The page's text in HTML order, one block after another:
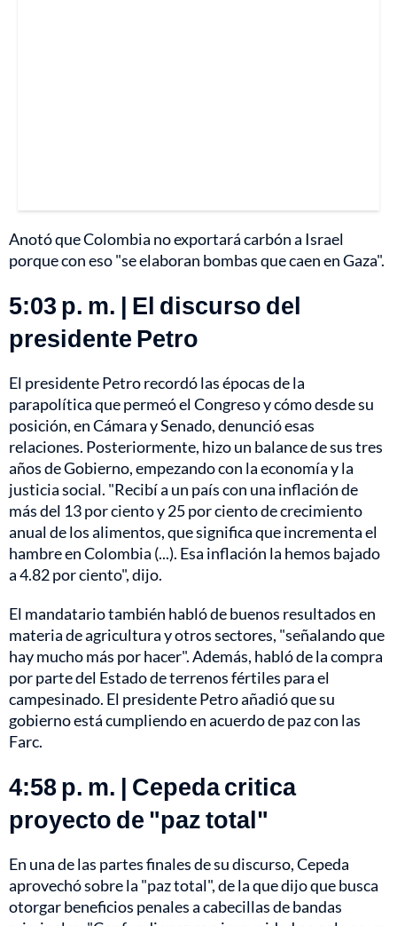
Anotó que Colombia no exportará carbón a Israel
porque con eso "se elaboran bombas que caen en Gaza".
5:03 p. m. | El discurso del
presidente Petro
El presidente Petro recordó las épocas de la
parapolítica que permeó el Congreso y cómo desde su
posición, en Cámara y Senado, denunció esas
relaciones. Posteriormente, hizo un balance de sus tres
años de Gobierno, empezando con la economía y la
justicia social. "Recibí a un país con una inflación de
más del 13 por ciento y 25 por ciento de crecimiento
anual de los alimentos, que significa que incrementa el
hambre en Colombia (...). Esa inflación la hemos bajado
a 4.82 por ciento", dijo.
El mandatario también habló de buenos resultados en
materia de agricultura y otros sectores, "señalando que
hay mucho más por hacer". Además, habló de la compra
por parte del Estado de terrenos fértiles para el
campesinado. El presidente Petro añadió que su
gobierno está cumpliendo en acuerdo de paz con las
Farc.
4:58 p. m. | Cepeda critica
proyecto de "paz total"
En una de las partes finales de su discurso, Cepeda
aprovechó sobre la "paz total", de la que dijo que busca
otorgar beneficios penales a cabecillas de bandas